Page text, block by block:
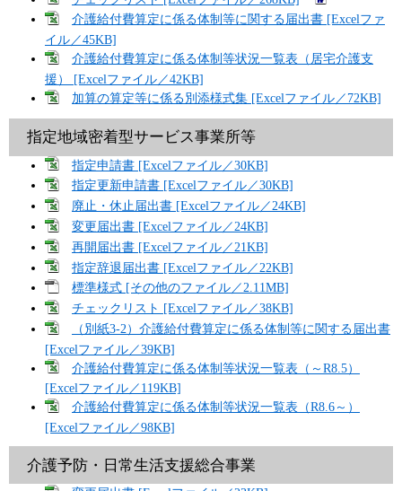
介護給付費算定に係る体制等に関する届出書 [Excelファ
イル／45KB]
介護給付費算定に係る体制等状況一覧表（居宅介護支
援） [Excelファイル／42KB]
加算の算定等に係る別添様式集 [Excelファイル／72KB]
​指定地域密着型サービス事業所等​
指定申請書 [Excelファイル／30KB]
指定更新申請書 [Excelファイル／30KB]
廃止・休止届出書 [Excelファイル／24KB]
変更届出書 [Excelファイル／24KB]
再開届出書 [Excelファイル／21KB]
指定辞退届出書 [Excelファイル／22KB]
標準様式 [その他のファイル／2.11MB]
チェックリスト [Excelファイル／38KB]​
（別紙3-2）介護給付費算定に係る体制等に関する届出書
[Excelファイル／39KB]
介護給付費算定に係る体制等状況一覧表（～R8.5）
[Excelファイル／119KB]
介護給付費算定に係る体制等状況一覧表（R8.6～）
[Excelファイル／98KB]
介護予防・日常生活支援総合事業​